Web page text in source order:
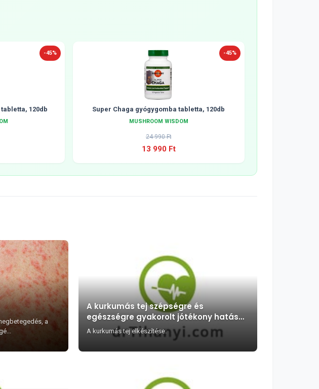
-45%
120db
-45%
Super Chaga gyógygomba tabletta, 120db
MUSHROOM WISDOM
24 990 Ft
13 990 Ft
a
A kurkumás tej szépségre és
egészségre gyakorolt jótékony hatása
16 pontban
A kurkumás tej elkészítése: